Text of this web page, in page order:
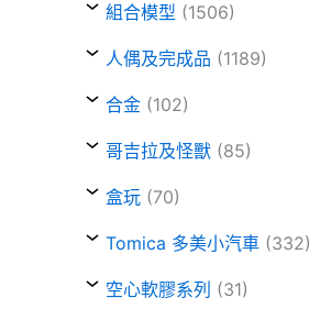
組合模型 (1506)
人偶及完成品 (1189)
合金 (102)
哥吉拉及怪獸 (85)
盒玩 (70)
Tomica 多美小汽車 (332)
空心軟膠系列 (31)